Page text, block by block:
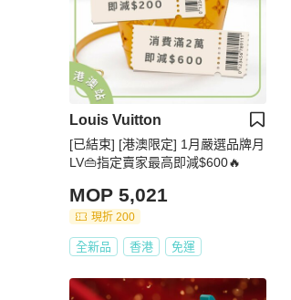
Louis Vuitton
[已結束] [港澳限定] 1月嚴選品牌月
LV👜指定賣家最高即減$600🔥
MOP 5,021
現折 200
全新品 香港 免運